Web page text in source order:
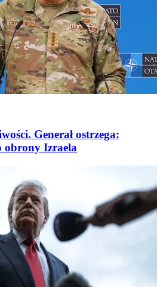
Generał ostrzega:
obrony Izraela